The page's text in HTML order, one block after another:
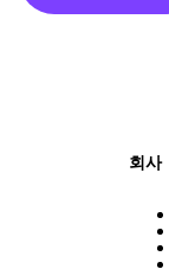
회사